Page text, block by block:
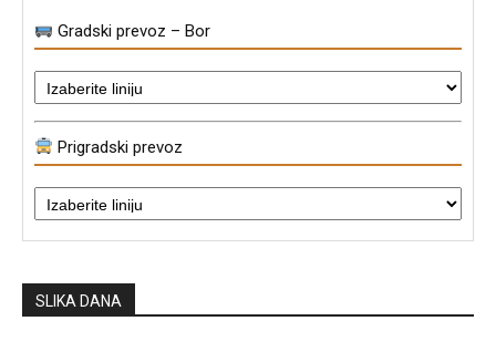
Gradski prevoz – Bor
Prigradski prevoz
SLIKA DANA